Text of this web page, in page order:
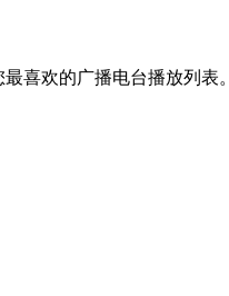
喜欢的广播电台播放列表。